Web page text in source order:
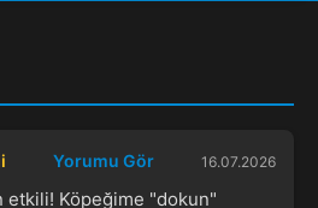
Yorumu Gör 16.07.2026
etkili! Köpeğime "dokun"